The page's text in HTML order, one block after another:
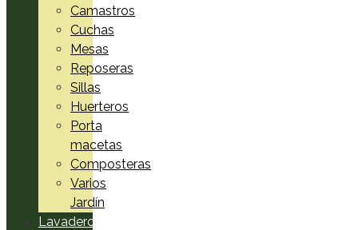
Camastros
Cuchas
Mesas
Reposeras
Sillas
Huerteros
Porta
macetas
Composteras
Varios
Jardín
Lavadero